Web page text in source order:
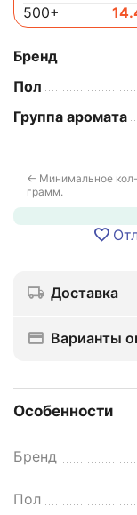
500+
Бренд
Пол
Группа аромата
← Минимальное
грамм.
Доставка
Варианты
Особенности
Бренд
Пол